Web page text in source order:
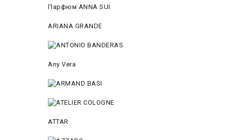
Парфюм ANNA SUI
ARIANA GRANDE
Any Vera
ATTAR